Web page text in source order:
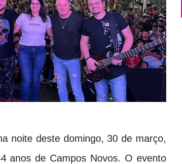
noite deste domingo, 30 de março,
anos de Campos Novos. O evento